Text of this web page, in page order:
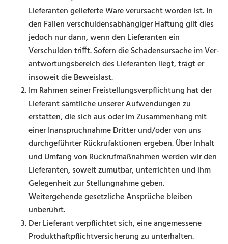
Lieferanten gelieferte Ware verursacht worden ist. In
den Fällen verschuldensabhängiger Haftung gilt dies
jedoch nur dann, wenn den Lieferanten ein
Verschulden trifft. Sofern die Schadensursache im Ver­
antwortungsbereich des Lieferanten liegt, trägt er
insoweit die Beweislast.
Im Rahmen seiner Freistellungsverpflichtung hat der
Lieferant sämtliche unserer Aufwendungen zu
erstatten, die sich aus oder im Zusammenhang mit
einer Inanspruchnahme Dritter und/oder von uns
durchgeführter Rückruf­aktionen ergeben. Über Inhalt
und Umfang von Rückrufmaßnahmen werden wir den
Lieferanten, soweit zumutbar, unterrichten und ihm
Gelegenheit zur Stellungnahme geben.
Weitergehende gesetzliche An­sprüche bleiben
unberührt.
Der Lieferant verpflichtet sich, eine angemessene
Produkthaftpflichtversicherung zu unterhalten.